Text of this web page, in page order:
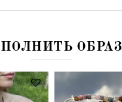
ОБРАЗ